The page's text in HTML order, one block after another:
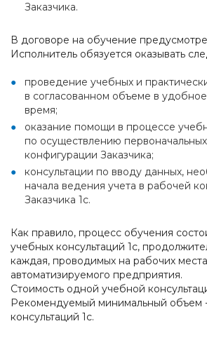
Заказчика.
В договоре на обучение
Исполнитель обязуется оказывать
проведение учебных и
в согласованном объеме в
время;
оказание помощи в процессе
по осуществлению
конфигурации Заказчика;
консультации по вводу данных,
начала ведения учета в рабочей
Заказчика 1с.
Как правило, процесс обучения
учебных консультаций 1с,
каждая, проводимых на рабочих
автоматизируемого предприятия.
Стоимость одной учебной
Рекомендуемый минимальный объем
консультаций 1с.